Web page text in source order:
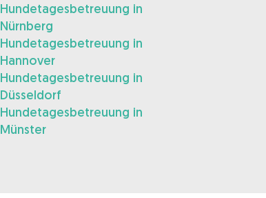
Hundetagesbetreuung in
Nürnberg
Hundetagesbetreuung in
Hannover
Hundetagesbetreuung in
Düsseldorf
Hundetagesbetreuung in
Münster